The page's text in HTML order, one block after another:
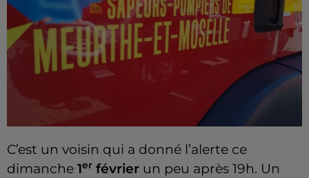
C’est un voisin qui a donné l’alerte ce
dimanche 1er février un peu après 19h. Un